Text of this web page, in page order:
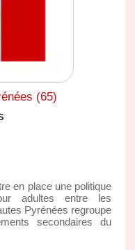
(65)
en place une politique
adultes entre les
Pyrénées regroupe
secondaires du